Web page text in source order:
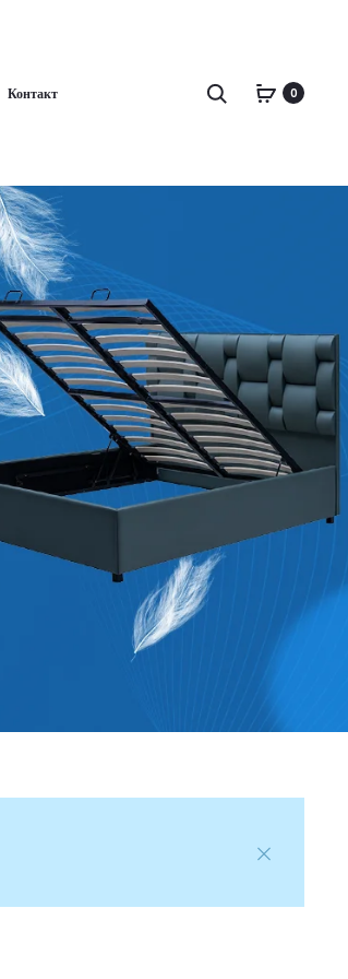
Контакт Поиск 0